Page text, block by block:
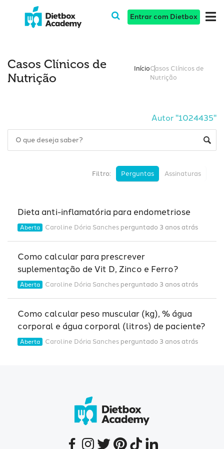
Entrar com Dietbox
Casos Clínicos de
Nutrição
InícioCasos Clínicos de
Nutrição
Autor "1024435"
Filtro: Perguntas Assinaturas
Dieta anti-inflamatória para endometriose
Aberta Caroline Dória Sanches perguntado 3 anos atrás
Como calcular para prescrever
suplementação de Vit D, Zinco e Ferro?
Aberta Caroline Dória Sanches perguntado 3 anos atrás
Como calcular peso muscular (kg), % água
corporal e água corporal (litros) de paciente?
Aberta Caroline Dória Sanches perguntado 3 anos atrás